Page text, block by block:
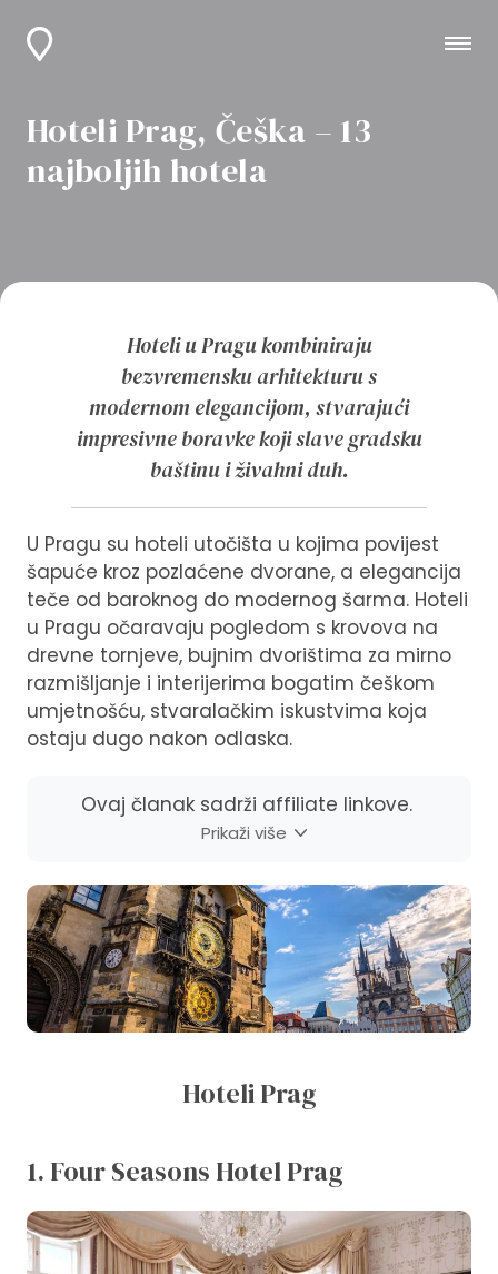
Hoteli Prag, Češka – 13
najboljih hotela
Hoteli u Pragu kombiniraju
bezvremensku arhitekturu s
modernom elegancijom, stvarajući
impresivne boravke koji slave gradsku
baštinu i živahni duh.
U Pragu su hoteli utočišta u kojima povijest
šapuće kroz pozlaćene dvorane, a elegancija
teče od baroknog do modernog šarma. Hoteli
u Pragu očaravaju pogledom s krovova na
drevne tornjeve, bujnim dvorištima za mirno
razmišljanje i interijerima bogatim češkom
umjetnošću, stvaralačkim iskustvima koja
ostaju dugo nakon odlaska.
Ovaj članak sadrži affiliate linkove.
Prikaži više
Hoteli Prag
1. Four Seasons Hotel Prag